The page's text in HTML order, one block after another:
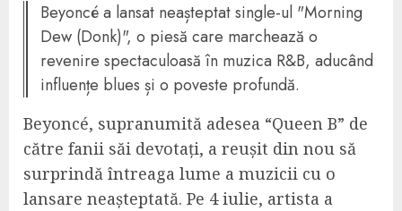
Beyoncé a lansat neașteptat single-ul "Morning
Dew (Donk)", o piesă care marchează o
revenire spectaculoasă în muzica R&B, aducând
influențe blues și o poveste profundă.
Beyoncé, supranumită adesea “Queen B” de
către fanii săi devotați, a reușit din nou să
surprindă întreaga lume a muzicii cu o
lansare neașteptată. Pe 4 iulie, artista a